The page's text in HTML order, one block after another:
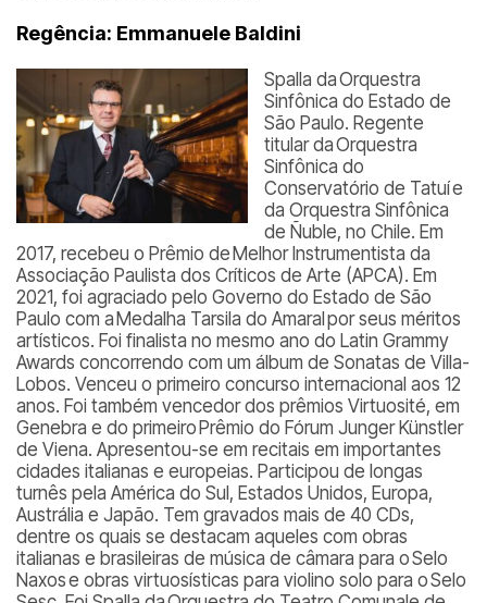
Regência: Emmanuele Baldini
Spalla da Orquestra
Sinfônica do Estado de
São Paulo. Regente
titular da Orquestra
Sinfônica do
Conservatório de Tatuí e
da Orquestra Sinfônica
de Ñuble, no Chile. Em
2017, recebeu o Prêmio de Melhor Instrumentista da
Associação Paulista dos Críticos de Arte (APCA). Em
2021, foi agraciado pelo Governo do Estado de São
Paulo com a Medalha Tarsila do Amaral por seus méritos
artísticos. Foi finalista no mesmo ano do Latin Grammy
Awards concorrendo com um álbum de Sonatas de Villa-
Lobos. Venceu o primeiro concurso internacional aos 12
anos. Foi também vencedor dos prêmios Virtuosité, em
Genebra e do primeiro Prêmio do Fórum Junger Künstler
de Viena. Apresentou-se em recitais em importantes
cidades italianas e europeias. Participou de longas
turnês pela América do Sul, Estados Unidos, Europa,
Austrália e Japão. Tem gravados mais de 40 CDs,
dentre os quais se destacam aqueles com obras
italianas e brasileiras de música de câmara para o Selo
Naxos e obras virtuosísticas para violino solo para o Selo